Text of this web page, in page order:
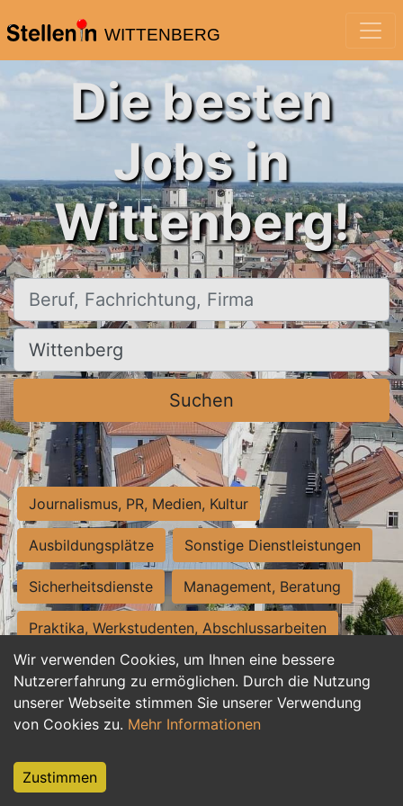
WITTENBERG
Wir verwenden Cookies, um Ihnen eine bessere
Nutzererfahrung zu ermöglichen. Durch die Nutzung
unserer Webseite stimmen Sie unserer Verwendung
von Cookies zu. Mehr Informationen
Zustimmen
Die besten
Jobs in
Wittenberg!
Beruf, Fachrichtung, Firma
Ort, Stadt
Suchen
Journalismus, PR, Medien, Kultur
Ausbildungsplätze Sonstige Dienstleistungen
Sicherheitsdienste Management, Beratung
Praktika, Werkstudenten, Abschlussarbeiten
Personalwesen Assistenz, Sekretariat
Hilfskräfte, Aushilfs- und Nebenjobs
Weiterbildung, Studium, duale Ausbildung